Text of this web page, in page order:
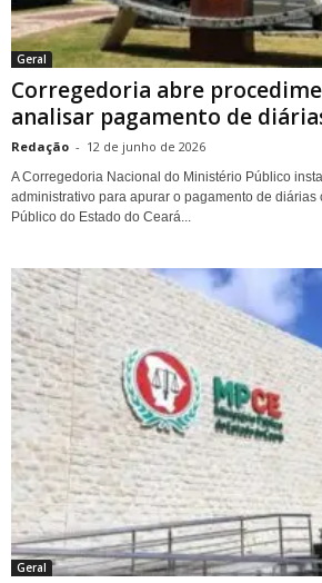
Geral
Corregedoria abre
analisar pagamento de
Redação - 12 de junho de 2026
A Corregedoria Nacional do Ministério Público
administrativo para apurar o pagamento de
Público do Estado do Ceará...
Geral